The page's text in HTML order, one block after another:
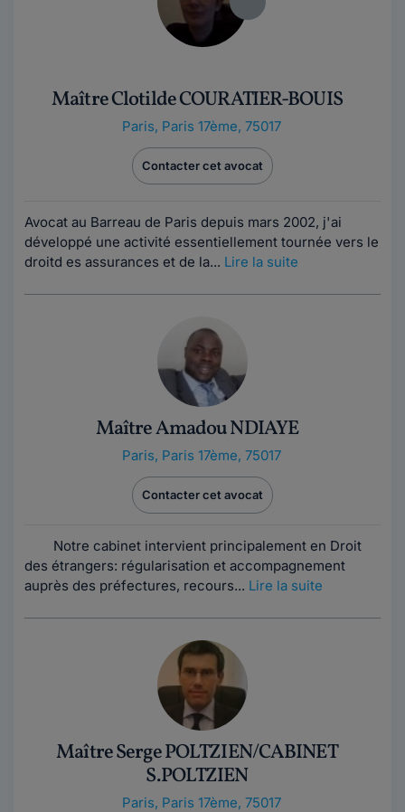
Maître Clotilde COURATIER-BOUIS
Paris, Paris 17ème, 75017
Contacter cet avocat
Avocat au Barreau de Paris depuis mars 2002, j'ai
développé une activité essentiellement tournée vers le
droitd es assurances et de la... Lire la suite
Maître Amadou NDIAYE
Paris, Paris 17ème, 75017
Contacter cet avocat
Notre cabinet intervient principalement en Droit
des étrangers: régularisation et accompagnement
auprès des préfectures, recours... Lire la suite
Maître Serge POLTZIEN/CABINET
S.POLTZIEN
Paris, Paris 17ème, 75017